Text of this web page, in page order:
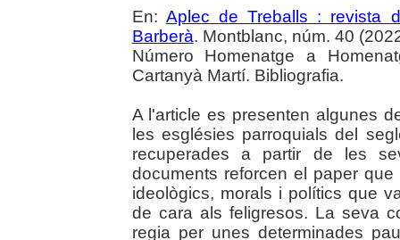
En: Aplec de Treballs : revista
Barberà. Montblanc, núm. 40
Número Homenatge a
Cartanyà Martí. Bibliografia.
A l'article es presenten algunes
les esglésies parroquials del
recuperades a partir de les
documents reforcen el paper
ideològics, morals i polítics que
de cara als feligresos. La seva
regia per unes determinades